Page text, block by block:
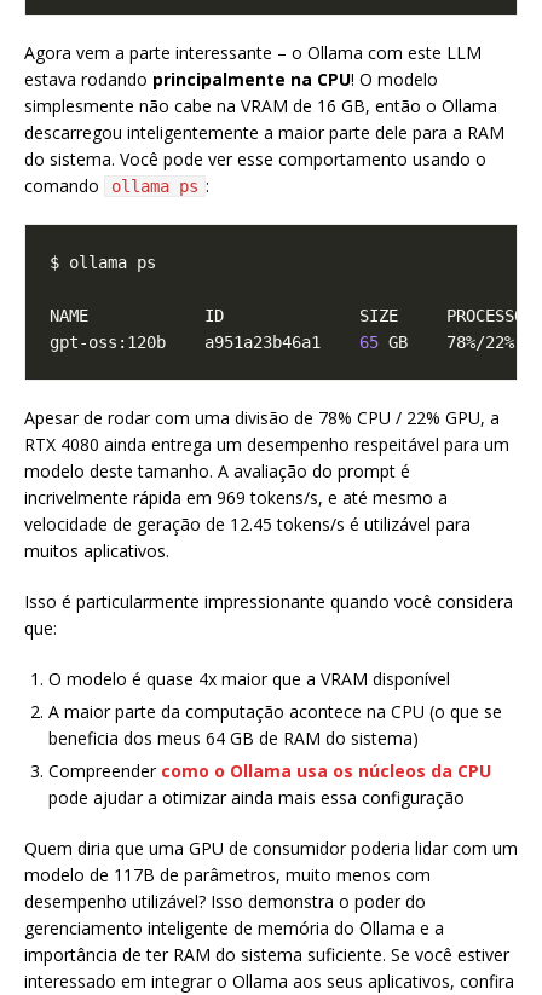
Agora vem a parte interessante – o Ollama com este LLM
estava rodando principalmente na CPU! O modelo
simplesmente não cabe na VRAM de 16 GB, então o Ollama
descarregou inteligentemente a maior parte dele para a RAM
do sistema. Você pode ver esse comportamento usando o
comando
ollama ps :
gpt-oss:120b    a951a23b46a1 65 GB    78%/22%
Apesar de rodar com uma divisão de 78% CPU / 22% GPU, a
RTX 4080 ainda entrega um desempenho respeitável para um
modelo deste tamanho. A avaliação do prompt é
incrivelmente rápida em 969 tokens/s, e até mesmo a
velocidade de geração de 12.45 tokens/s é utilizável para
muitos aplicativos.
Isso é particularmente impressionante quando você considera
que:
O modelo é quase 4x maior que a VRAM disponível
A maior parte da computação acontece na CPU (o que se
beneficia dos meus 64 GB de RAM do sistema)
Compreender como o Ollama usa os núcleos da CPU
pode ajudar a otimizar ainda mais essa configuração
Quem diria que uma GPU de consumidor poderia lidar com um
modelo de 117B de parâmetros, muito menos com
desempenho utilizável? Isso demonstra o poder do
gerenciamento inteligente de memória do Ollama e a
importância de ter RAM do sistema suficiente. Se você estiver
interessado em integrar o Ollama aos seus aplicativos, confira